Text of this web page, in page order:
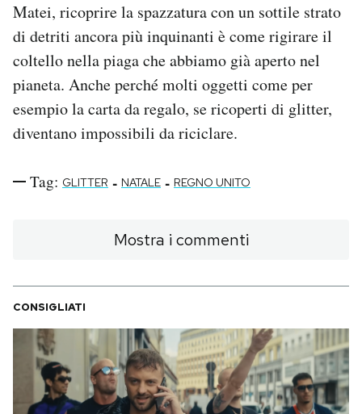
Matei, ricoprire la spazzatura con un sottile strato
di detriti ancora più inquinanti è come rigirare il
coltello nella piaga che abbiamo già aperto nel
pianeta. Anche perché molti oggetti come per
esempio la carta da regalo, se ricoperti di glitter,
diventano impossibili da riciclare.
Tag: GLITTER - NATALE - REGNO UNITO
Mostra i commenti
CONSIGLIATI